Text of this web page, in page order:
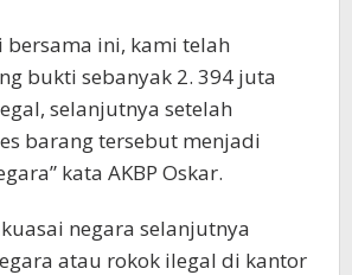
bersama ini, kami telah
bukti sebanyak 2. 394 juta
selanjutnya setelah
barang tersebut menjadi
kata AKBP Oskar.
negara selanjutnya
atau rokok ilegal di kantor